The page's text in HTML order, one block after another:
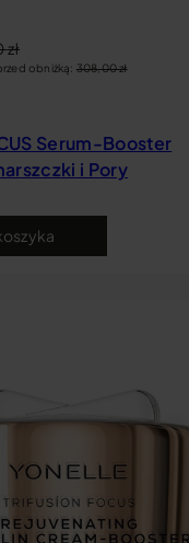
zł
obniżką: 308,00zł
Serum-­Booster
i Pory